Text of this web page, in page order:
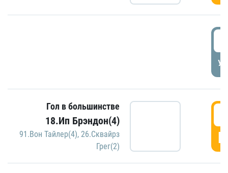
Гол в большинстве
18.Ип Брэндон(4)
91.Вон Тайлер(4), 26.Сквайрз
Грег(2)